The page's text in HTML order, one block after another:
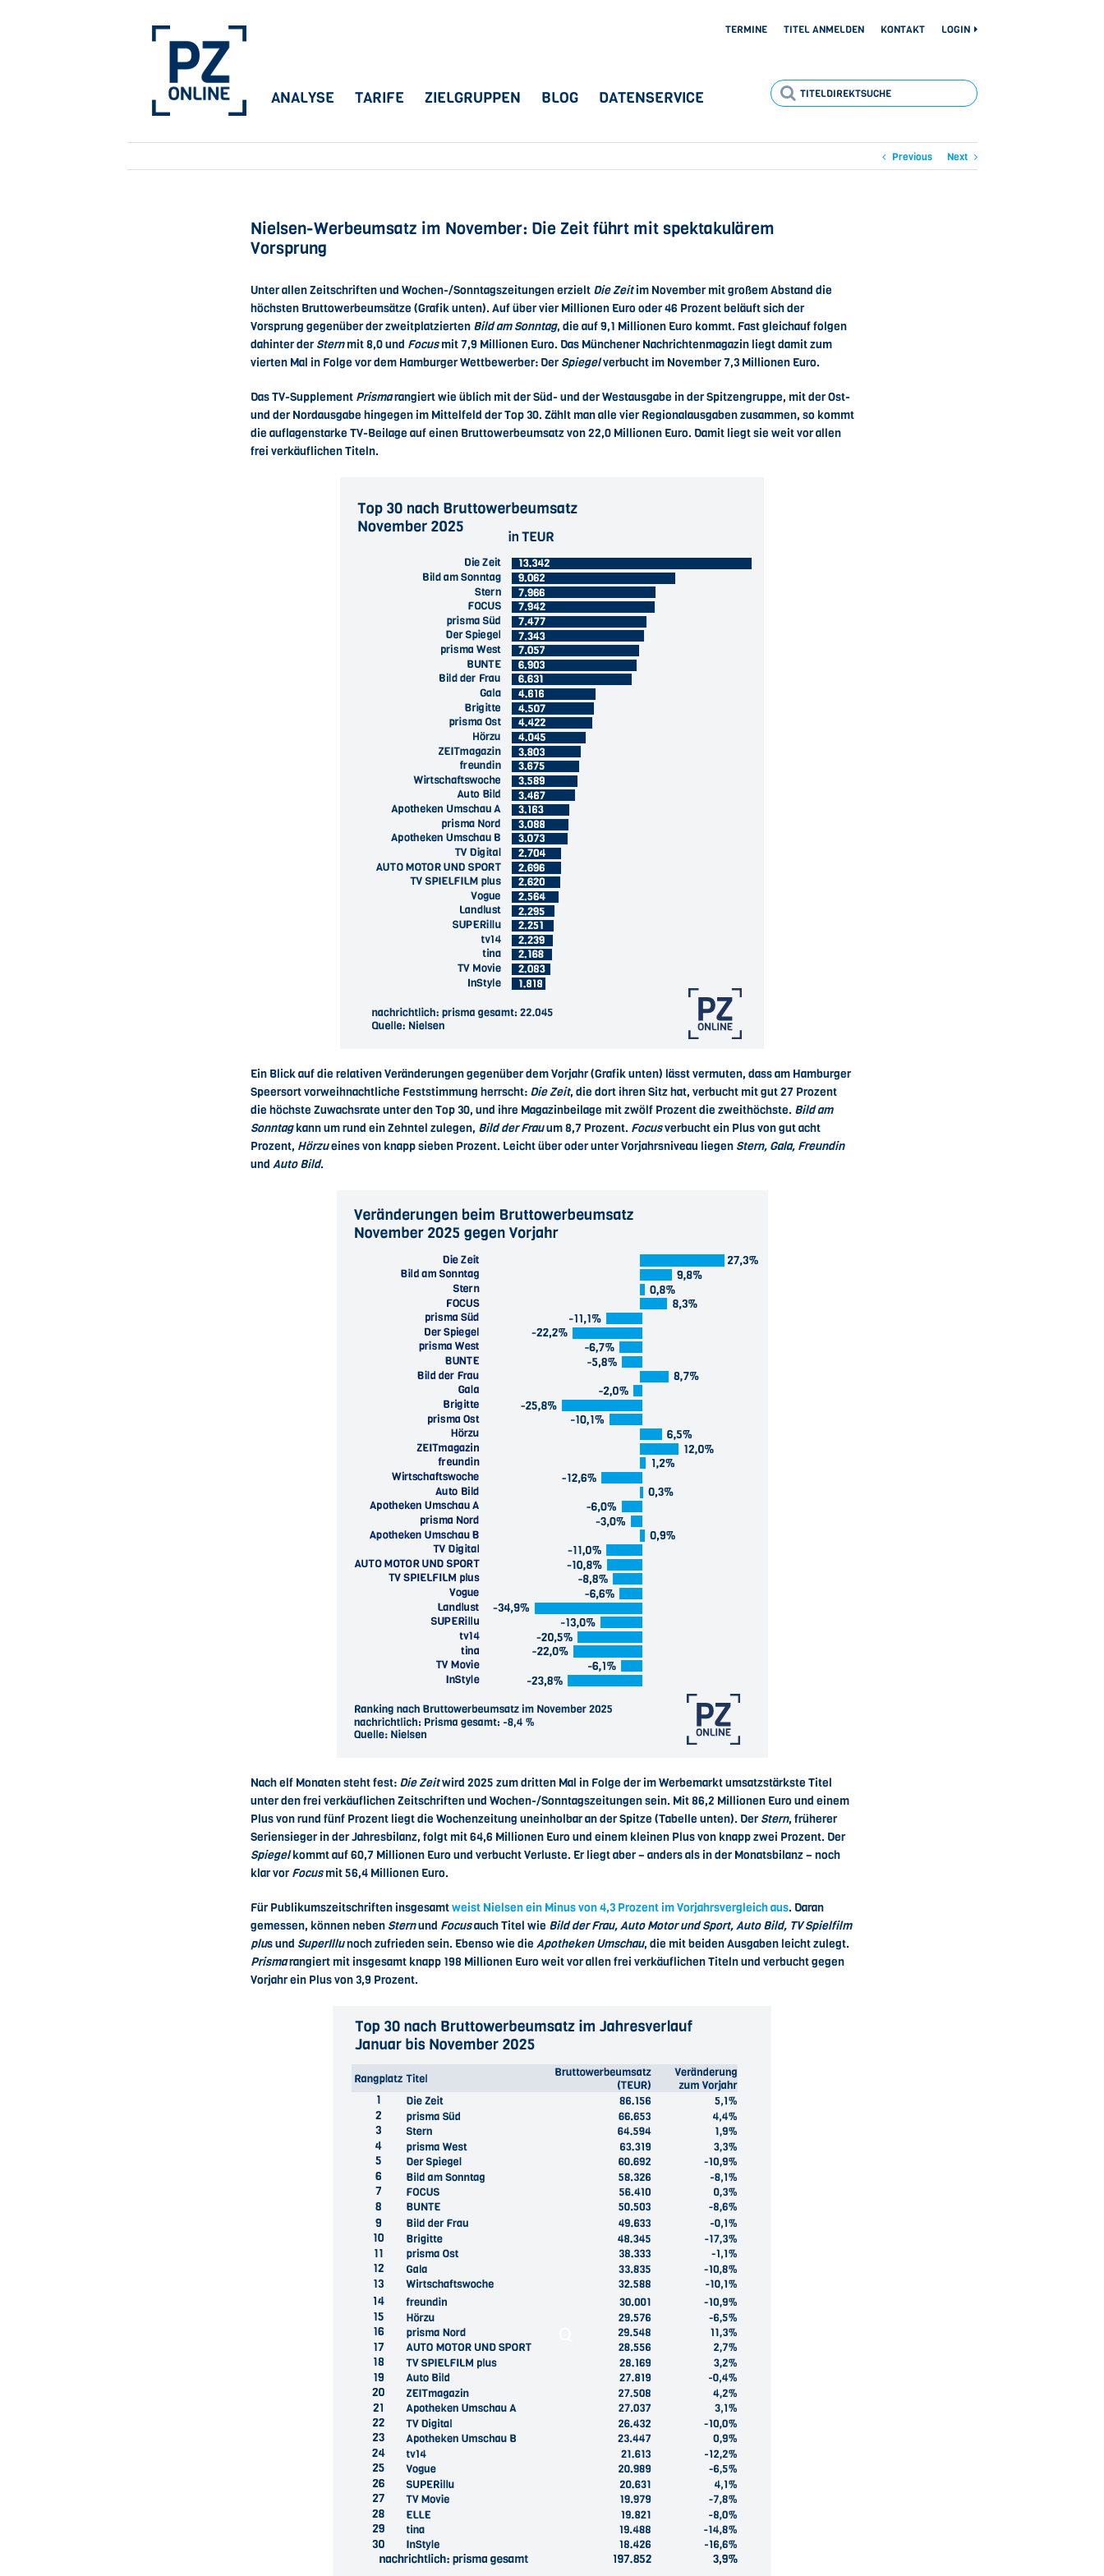
TERMINE TITEL ANMELDEN KONTAKT LOGIN
ANALYSE TARIFE ZIELGRUPPEN BLOG DATENSERVICE
Previous Next
Nielsen-Werbeumsatz im November: Die Zeit führt mit spektakulärem
Vorsprung
Unter allen Zeitschriften und Wochen-/Sonntagszeitungen erzielt Die Zeitim November mit großem Abstand die
höchsten Bruttowerbeumsätze (Grafik unten). Auf über vier Millionen Euro oder 46 Prozent beläuft sich der
Vorsprung gegenüber der zweitplatzierten Bild am Sonntag, die auf 9,1 Millionen Euro kommt. Fast gleichauf folgen
dahinter derSternmit 8,0 und Focusmit 7,9 Millionen Euro. Das Münchener Nachrichtenmagazin liegt damit zum
vierten Mal in Folge vor dem Hamburger Wettbewerber: DerSpiegelverbucht im November 7,3 Millionen Euro.
Das TV-Supplement Prismarangiert wie üblich mit der Süd- und der Westausgabe in der Spitzengruppe, mit der Ost-
und der Nordausgabe hingegen im Mittelfeld der Top 30. Zählt man alle vier Regionalausgaben zusammen, so kommt
die auflagenstarke TV-Beilage auf einen Bruttowerbeumsatz von 22,0 Millionen Euro. Damit liegt sie weit vor allen
frei verkäuflichen Titeln.
Ein Blick auf die relativen Veränderungen gegenüber dem Vorjahr (Grafik unten) lässt vermuten, dass am Hamburger
Speersort vorweihnachtliche Feststimmung herrscht: Die Zeit, die dort ihren Sitz hat, verbucht mit gut 27 Prozent
die höchste Zuwachsrate unter den Top 30, und ihre Magazinbeilage mit zwölf Prozent die zweithöchste. Bild am
Sonntagkann um rund ein Zehntel zulegen, Bild der Frauum 8,7 Prozent. Focusverbucht ein Plus von gut acht
Prozent, Hörzueines von knapp sieben Prozent. Leicht über oder unter Vorjahrsniveau liegen Stern, Gala, Freundin
und Auto Bild.
Nach elf Monaten steht fest: Die Zeitwird 2025 zum dritten Mal in Folge der im Werbemarkt umsatzstärkste Titel
unter den frei verkäuflichen Zeitschriften und Wochen-/Sonntagszeitungen sein. Mit 86,2 Millionen Euro und einem
Plus von rund fünf Prozent liegt die Wochenzeitung uneinholbar an der Spitze (Tabelle unten). DerStern, früherer
Seriensieger in der Jahresbilanz, folgt mit 64,6 Millionen Euro und einem kleinen Plus von knapp zwei Prozent. Der
Spiegelkommt auf 60,7 Millionen Euro und verbucht Verluste. Er liegt aber – anders als in der Monatsbilanz – noch
klar vorFocusmit 56,4 Millionen Euro.
Für Publikumszeitschriften insgesamtweist Nielsen ein Minus von 4,3 Prozent im Vorjahrsvergleich aus. Daran
gemessen, können neben Sternund Focusauch Titel wie Bild der Frau, Auto Motor und Sport, Auto Bild, TV Spielfilm
plus und SuperIllunoch zufrieden sein. Ebenso wie die Apotheken Umschau, die mit beiden Ausgaben leicht zulegt.
Prismarangiert mit insgesamt knapp 198 Millionen Euro weit vor allen frei verkäuflichen Titeln und verbucht gegen
Vorjahr ein Plus von 3,9 Prozent.